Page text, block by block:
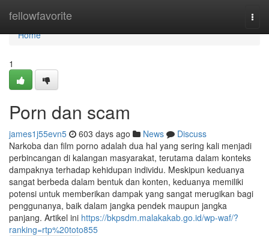
fellowfavorite
Home
Home
1
Porn dan scam
james1j55evn5 603 days ago News
Discuss
Narkoba dan film porno adalah dua hal yang sering kali menjadi
perbincangan di kalangan masyarakat, terutama dalam konteks
dampaknya terhadap kehidupan individu. Meskipun keduanya
sangat berbeda dalam bentuk dan konten, keduanya memiliki
potensi untuk memberikan dampak yang sangat merugikan bagi
penggunanya, baik dalam jangka pendek maupun jangka
panjang. Artikel ini https://bkpsdm.malakakab.go.id/wp-waf/?
ranking=rtp%20toto855